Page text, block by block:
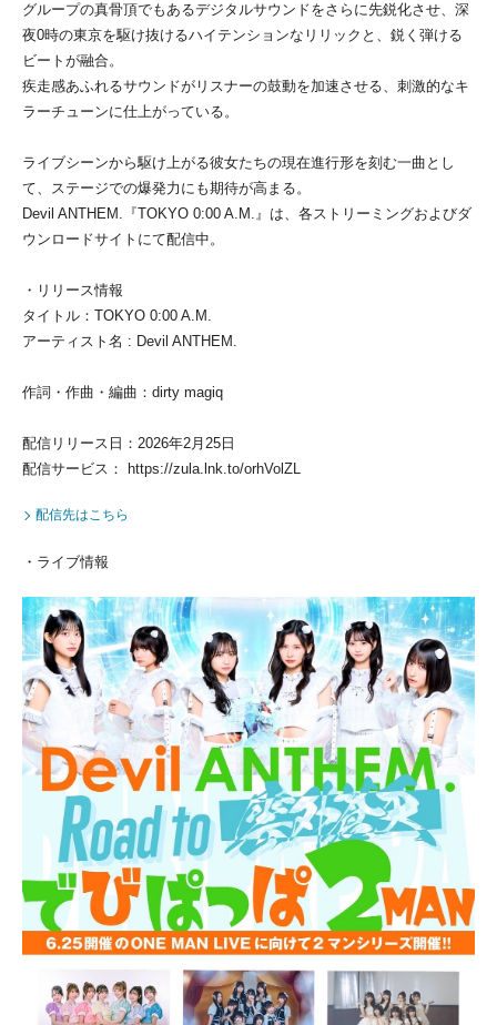
グループの真骨頂でもあるデジタルサウンドをさらに先鋭化させ、深
夜0時の東京を駆け抜けるハイテンションなリリックと、鋭く弾ける
ビートが融合。
疾走感あふれるサウンドがリスナーの鼓動を加速させる、刺激的なキ
ラーチューンに仕上がっている。
ライブシーンから駆け上がる彼女たちの現在進行形を刻む一曲とし
て、ステージでの爆発力にも期待が高まる。
Devil ANTHEM.『TOKYO 0:00 A.M.』は、各ストリーミングおよびダ
ウンロードサイトにて配信中。
・リリース情報
タイトル：TOKYO 0:00 A.M.
アーティスト名 : Devil ANTHEM.
作詞・作曲・編曲：dirty magiq
配信リリース日：2026年2月25日
配信サービス： https://zula.lnk.to/orhVolZL
配信先はこちら
・ライブ情報